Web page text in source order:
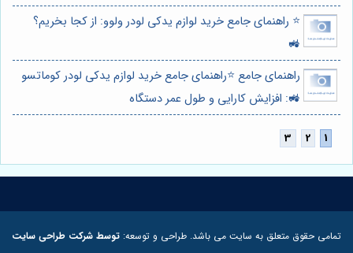
⭐️ راهنمای جامع خرید لوازم یدکی لودر ولوو: از کجا بخریم؟
🚜
راهنمای جامع ⭐️راهنمای جامع خرید لوازم یدکی لودر کوماتسو
🚜: افزایش کارایی و طول عمر دستگاه
تمامی حقوق متعلق به سایت می باشد. طراحی و توسعه: توسط شرکت طراحی سایت